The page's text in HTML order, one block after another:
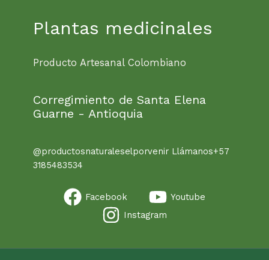
Plantas medicinales
Producto Artesanal Colombiano
Corregimiento de Santa Elena
Guarne - Antioquia
@productosnaturaleselporvenir Llámanos+57
3185483534
Facebook
Youtube
Instagram